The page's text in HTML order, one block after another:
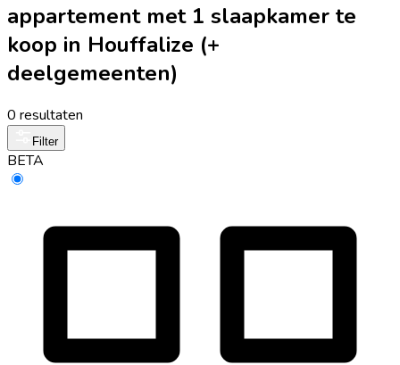
appartement met 1 slaapkamer te
koop in Houffalize (+
deelgemeenten)
0 resultaten
Filter
BETA